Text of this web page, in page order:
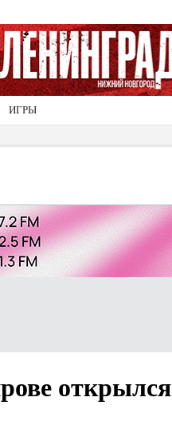
ИГРЫ
открылся